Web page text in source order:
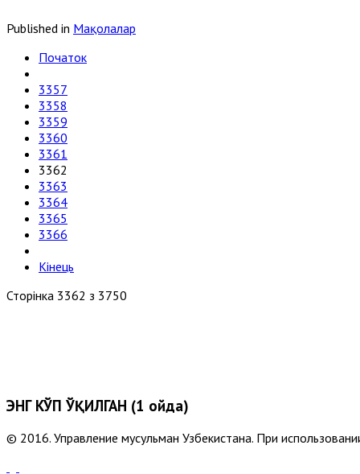
Published in Мақолалар
Початок
3357
3358
3359
3360
3361
3362
3363
3364
3365
3366
Кінець
Сторінка 3362 з 3750
ЭНГ КЎП ЎҚИЛГАН (1 ойда)
© 2016. Управление мусульман Узбекистана. При